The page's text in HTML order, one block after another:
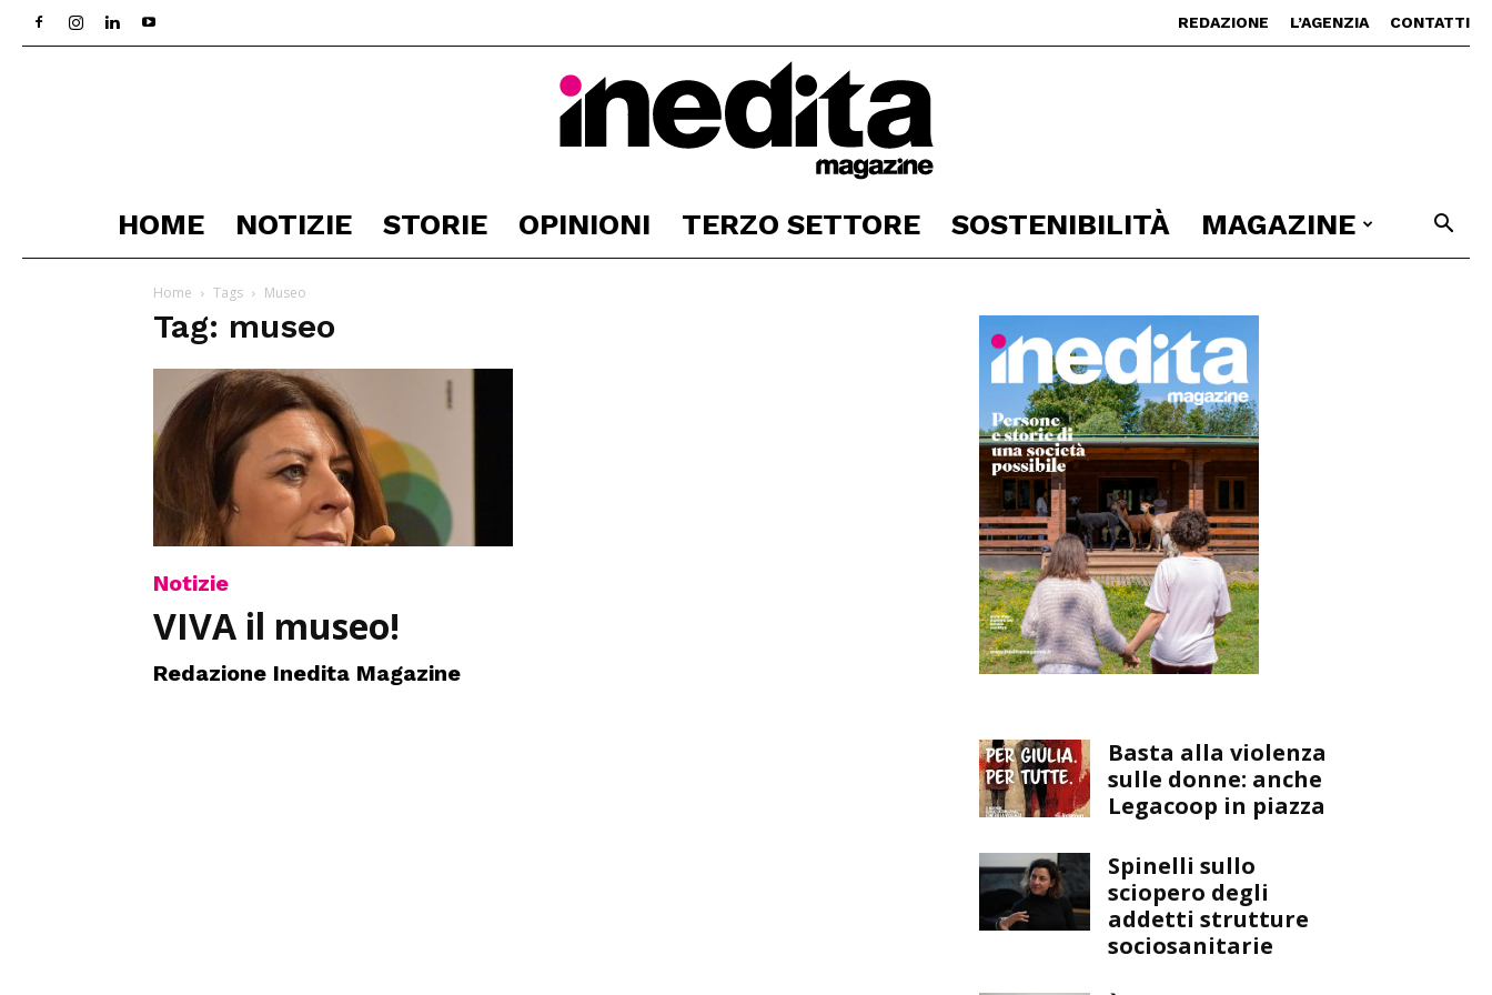
REDAZIONE L’AGENZIA CONTATTI
Inedita
HOME NOTIZIE STORIE OPINIONI TERZO SETTORE SOSTENIBILITÀ MAGAZINE
Home Tags Museo
Tag: museo
Notizie
VIVA il museo!
Redazione Inedita Magazine
Basta alla violenza
sulle donne: anche
Legacoop in piazza
Spinelli sullo
sciopero degli
addetti strutture
sociosanitarie